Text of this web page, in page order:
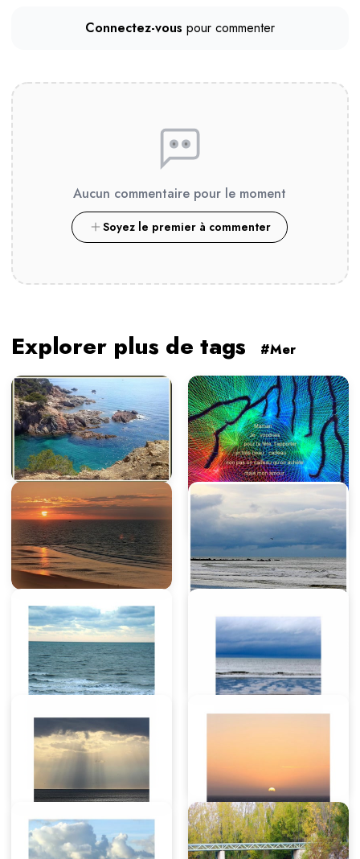
Connectez-vous pour commenter
Aucun commentaire pour le moment
Soyez le premier à commenter
Explorer plus de tags #Mer